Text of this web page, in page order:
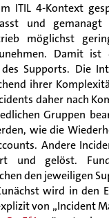
ITIL 4-Kontext
und
möglichst
Damit ist
Supports. Die
ihrer
daher nach
Gruppen
wie die
Andere
und gelöst.
den jeweiligen
wird in den
von „Incident